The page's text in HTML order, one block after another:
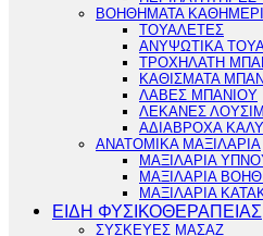
ΒΟΗΘΗΜΑΤΑ
ΤΟΥΑΛΕΤΕΣ
ΑΝΥΨΩΤΙΚΑ
ΤΡΟΧΗΛΑΤΗ
ΚΑΘΙΣΜΑΤΑ
ΛΑΒΕΣ ΜΠΑΝΙΟΥ
ΛΕΚΑΝΕΣ
ΑΔΙΑΒΡΟΧΑ
ΑΝΑΤΟΜΙΚΑ ΜΑΞΙΛΑΡΙΑ
ΜΑΞΙΛΑΡΙΑ
ΜΑΞΙΛΑΡΙΑ
ΜΑΞΙΛΑΡΙΑ
ΕΙΔΗ ΦΥΣΙΚΟΘΕΡΑΠΕΙΑΣ
ΣΥΣΚΕΥΕΣ ΜΑΣΑΖ